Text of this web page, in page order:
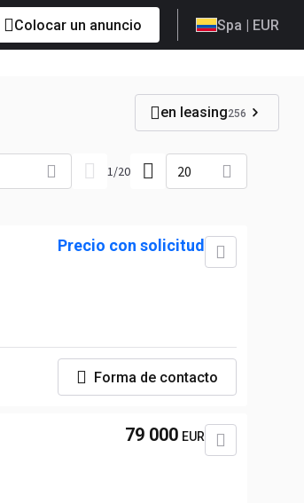
Colocar un anuncio Spa | EUR
en leasing256
1/20 20
Precio con solicitud
Forma de contacto
79 000 EUR